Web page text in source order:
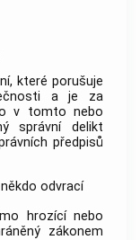
které porušuje
a je za
v tomto nebo
správní delikt
předpisů
odvrací
hrozící nebo
zákonem